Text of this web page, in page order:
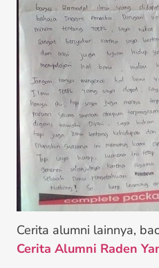
Cerita alumni lainnya,
Cerita Alumni Raden